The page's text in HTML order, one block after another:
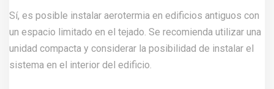
Sí, es posible instalar aerotermia en edificios antiguos con
un espacio limitado en el tejado. Se recomienda utilizar una
unidad compacta y considerar la posibilidad de instalar el
sistema en el interior del edificio.